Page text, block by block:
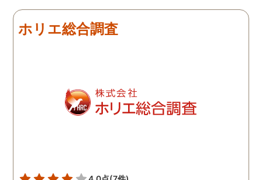
しろ最初の相談の段階が
ホリエ総合調査